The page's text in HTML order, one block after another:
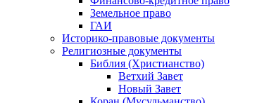
Земельное право
ГАИ
Историко-правовые документы
Религиозные документы
Библия (Христианство)
Ветхий Завет
Новый Завет